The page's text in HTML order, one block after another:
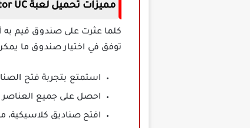
مميزات تحميل لعبة Crate Simulator UC مهكرة
كلما عثرت على صندوق قيم به
توفق في اختيار صندوق ما
استمتع بتجربة فتح
احصل على جميع العناصر
افتح صناديق كلاسيكية،